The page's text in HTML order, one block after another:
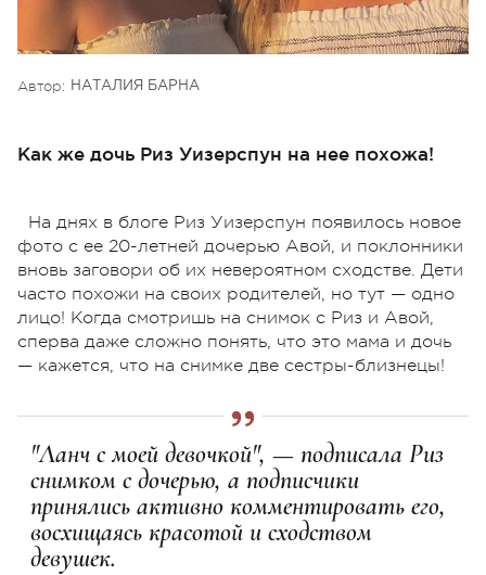
Автор: НАТАЛИЯ БАРНА
Как же дочь Риз Уизерспун на нее похожа!
На днях в блоге Риз Уизерспун появилось новое
фото с ее 20-летней дочерью Авой, и поклонники
вновь заговори об их невероятном сходстве. Дети
часто похожи на своих родителей, но тут — одно
лицо! Когда смотришь на снимок с Риз и Авой,
сперва даже сложно понять, что это мама и дочь
— кажется, что на снимке две сестры-близнецы!
"Ланч с моей девочкой", — подписала Риз
снимком с дочерью, а подписчики
принялись активно комментировать его,
восхищаясь красотой и сходством
девушек.